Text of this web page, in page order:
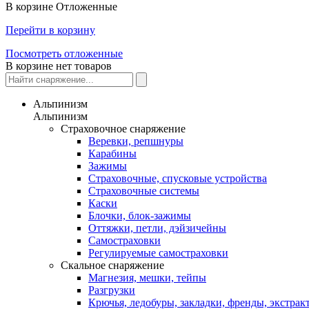
В корзине Отложенные
Перейти в корзину
Посмотреть отложенные
В корзине нет товаров
Альпинизм
Альпинизм
Страховочное снаряжение
Веревки, репшнуры
Карабины
Зажимы
Страховочные, спусковые устройства
Страховочные системы
Каски
Блочки, блок-зажимы
Оттяжки, петли, дэйзичейны
Самостраховки
Регулируемые самостраховки
Скальное снаряжение
Магнезия, мешки, тейпы
Разгрузки
Крючья, ледобуры, закладки, френды,